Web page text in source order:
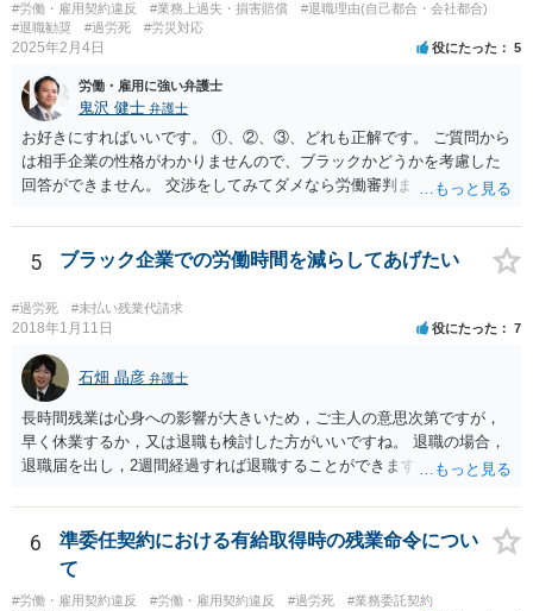
#労働・雇用契約違反 #業務上過失・損害賠償
#退職理由(自己都合・会社都合)
#退職勧奨
#過労死 #労災対応
2025年2月4日 役にたった 5
労働・雇用に強い弁護士
鬼沢 健士 弁護士
お好きにすればいいです。 ①、②、③、どれも正解です。 ご質問から
は相手企業の性格がわかりませんので、ブラックかどうかを考慮した
回答ができません。 交渉をしてみてダメなら労働審判または訴訟とし
望（金銭）なら労働審判。 時間がかかってもいいなら訴訟でしょう。
労働審判でも解決しないことがありますが、この場合には自動的に訴
判所に行く必要があります。 裁判所に行きたくないという場合には訴
訟がいいです。 このあたりを総合的に考え、弁護士と話したときの相
性も踏まえて決めましょう。
5 ブラック企業での労働時間を減らしてあげたい
#過労死 #未払い残業代請求
2018年1月11日 役にたった 7
石畑 晶彦 弁護士
長時間残業は心身への影響が大きいため，ご主人の意思次第ですが，
早く休業するか，又は退職も検討した方がいいですね。 退職の場合，
退職届を出し，2週間経過すれば退職することができます。これは会社
であれば，十分な引き継ぎを行った上で，退職することで後々のトラ
ブルは防ぐことが可能です。
6
準委任契約における有給取得時の残業命令につい
て
#労働・雇用契約違反 #労働・雇用契約違反 #過労死 #業務委託契約